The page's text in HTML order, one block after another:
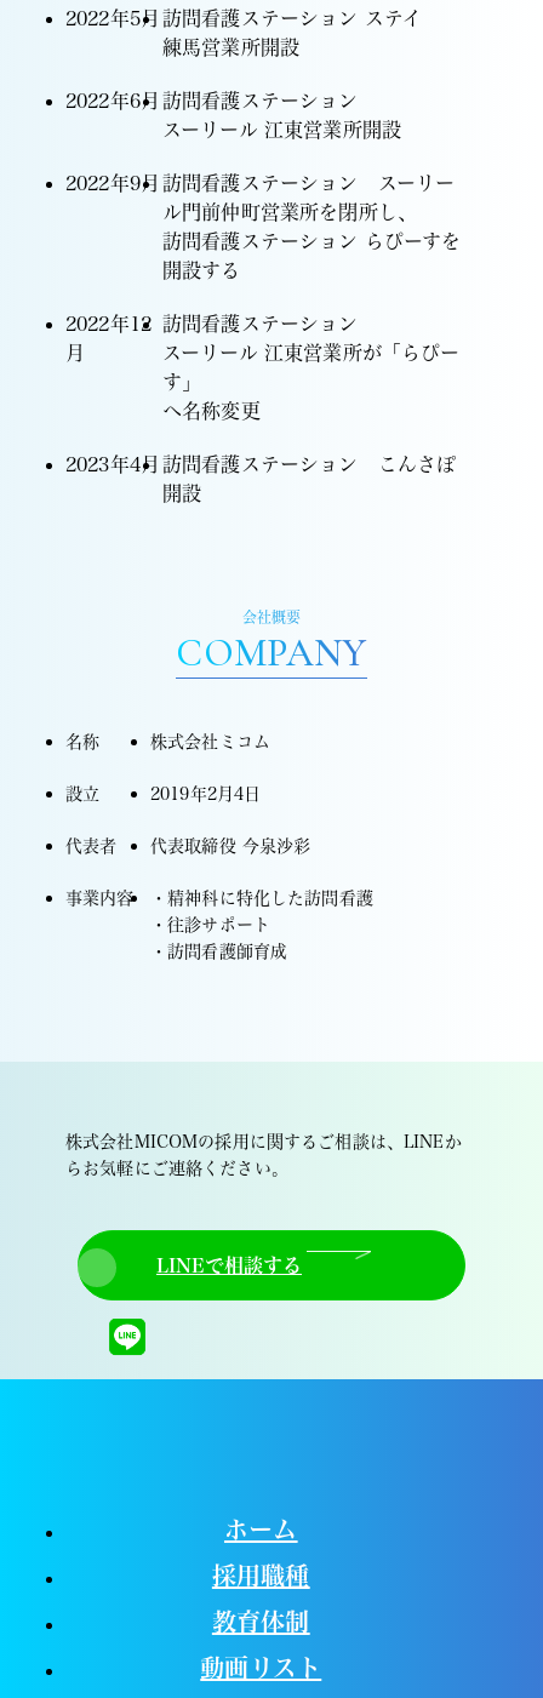
2022年5月 訪問看護ステーション ステイ
練馬営業所開設
2022年6月 訪問看護ステーション
スーリール 江東営業所開設
2022年9月 訪問看護ステーション スーリー
ル門前仲町営業所を閉所し、
訪問看護ステーション らぴーすを
開設する
2022年12
月
訪問看護ステーション
スーリール 江東営業所が「らぴー
す」
へ名称変更
2023年4月 訪問看護ステーション こんさぽ
開設
会社概要
COMPANY
名称 株式会社ミコム
設立 2019年2月4日
代表者 代表取締役 今泉沙彩
事業内容
・精神科に特化した訪問看護
・往診サポート
・訪問看護師育成
株式会社MICOMの採用に関するご相談は、LINEか
らお気軽にご連絡ください。
LINEで相談する
ホーム
採用職種
教育体制
動画リスト